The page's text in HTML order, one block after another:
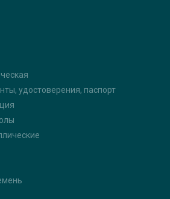
удостоверения, паспорт